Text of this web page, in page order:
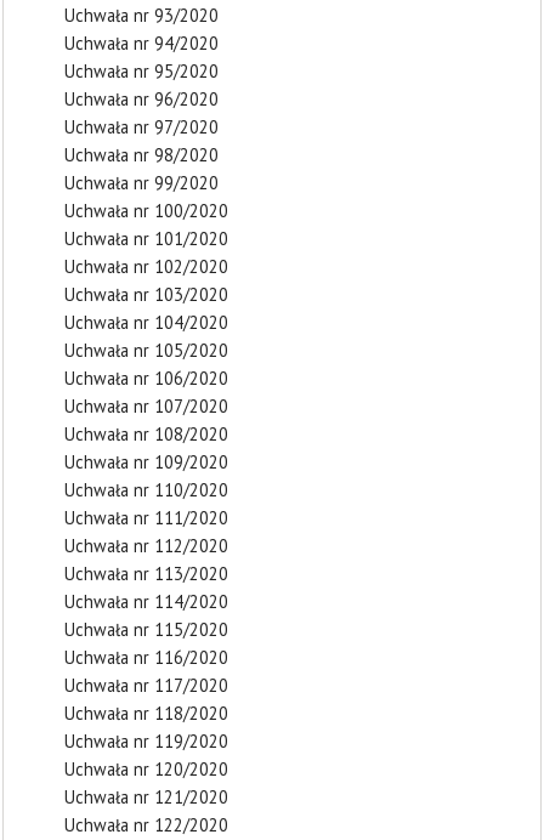
Uchwała nr 93/2020
Uchwała nr 94/2020
Uchwała nr 95/2020
Uchwała nr 96/2020
Uchwała nr 97/2020
Uchwała nr 98/2020
Uchwała nr 99/2020
Uchwała nr 100/2020
Uchwała nr 101/2020
Uchwała nr 102/2020
Uchwała nr 103/2020
Uchwała nr 104/2020
Uchwała nr 105/2020
Uchwała nr 106/2020
Uchwała nr 107/2020
Uchwała nr 108/2020
Uchwała nr 109/2020
Uchwała nr 110/2020
Uchwała nr 111/2020
Uchwała nr 112/2020
Uchwała nr 113/2020
Uchwała nr 114/2020
Uchwała nr 115/2020
Uchwała nr 116/2020
Uchwała nr 117/2020
Uchwała nr 118/2020
Uchwała nr 119/2020
Uchwała nr 120/2020
Uchwała nr 121/2020
Uchwała nr 122/2020